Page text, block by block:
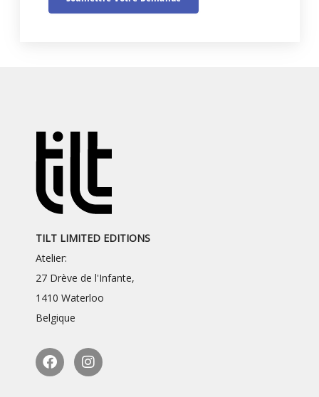
TILT LIMITED EDITIONS
Atelier:
27 Drève de l'Infante,
1410 Waterloo
Belgique